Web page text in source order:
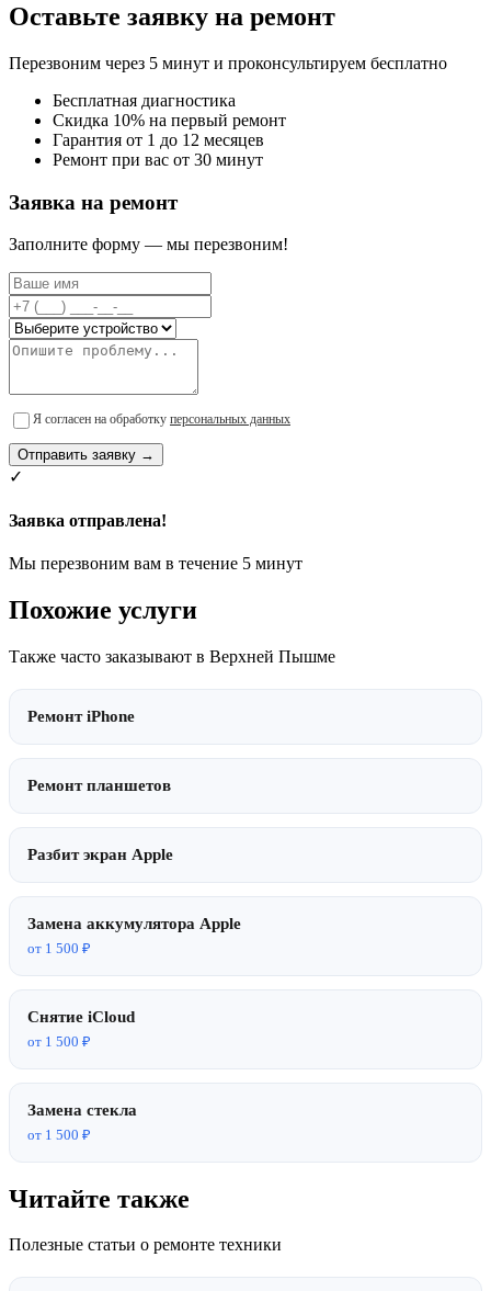
Оставьте заявку на ремонт
Перезвоним через 5 минут и проконсультируем бесплатно
Бесплатная диагностика
Скидка 10% на первый ремонт
Гарантия от 1 до 12 месяцев
Ремонт при вас от 30 минут
Заявка на ремонт
Заполните форму — мы перезвоним!
Я согласен на обработку персональных данных
Отправить заявку →
✓
Заявка отправлена!
Мы перезвоним вам в течение 5 минут
Похожие услуги
Также часто заказывают в Верхней Пышме
Ремонт iPhone
Ремонт планшетов
Разбит экран Apple
Замена аккумулятора Apple
от 1 500 ₽
Снятие iCloud
от 1 500 ₽
Замена стекла
от 1 500 ₽
Читайте также
Полезные статьи о ремонте техники